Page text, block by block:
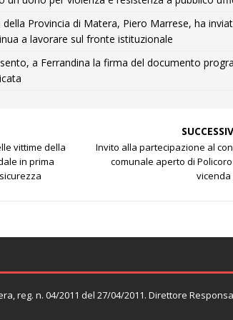
della Provincia di Matera, Piero Marrese, ha
a lavorare sul fronte istituzionale
a Ferrandina la firma del documento
vittime della
in prima
Invito alla partecipazione al
comunale aperto di
vicenda
reg. n. 04/2011 del 27/04/2011. Direttore